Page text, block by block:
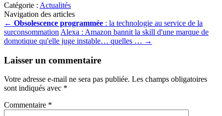
Catégorie : Actualités
Navigation des articles
← Obsolescence programmée : la technologie au service de la
surconsommation Alexa : Amazon bannit la skill d'une marque de
domotique qu'elle juge instable… quelles … →
Laisser un commentaire
Votre adresse e-mail ne sera pas publiée. Les champs obligatoires
sont indiqués avec *
Commentaire *